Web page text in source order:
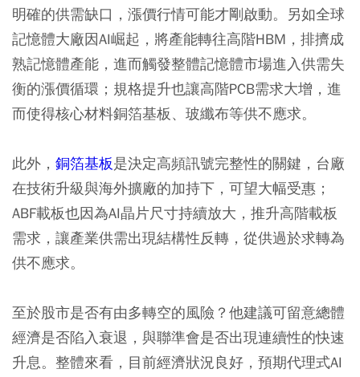
明確的供需缺口，漲價行情可能才剛啟動。另如全球
記憶體大廠因AI崛起，將產能轉往高階HBM，排擠成
熟記憶體產能，進而觸發整體記憶體市場進入供需失
衡的漲價循環；規格提升也讓高階PCB需求大增，進
而使得核心材料銅箔基板、玻纖布等供不應求。
此外， 銅箔基板是決定高頻訊號完整性的關鍵，台廠
在技術升級與海外擴廠的加持下，可望大幅受惠；
ABF載板也因為AI晶片尺寸持續放大，推升高階載板
需求，讓產業供需出現結構性反轉，從供過於求轉為
供不應求。
至於股市是否有由多轉空的風險？他建議可留意總體
經濟是否陷入衰退，與聯準會是否出現連續性的快速
升息。整體來看，目前經濟狀況良好，預期代理式AI